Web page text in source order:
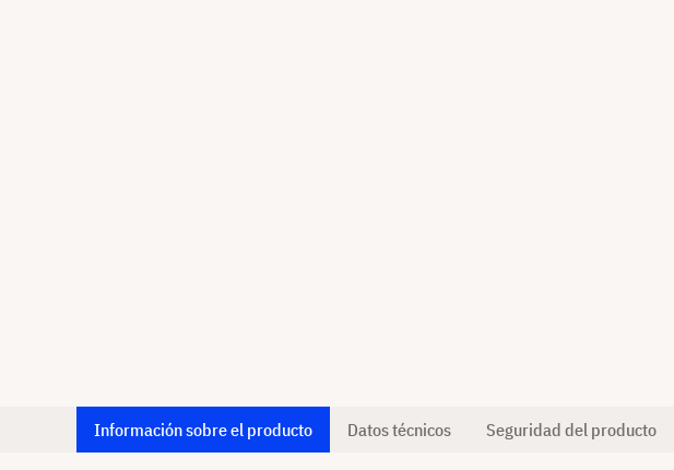
Información sobre el producto Datos técnicos Seguridad del producto